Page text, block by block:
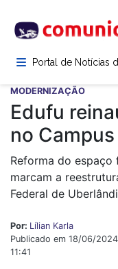
para
conteúdoPortal de Notícias
MODERNIZAÇÃO
Edufu
no
Reforma do
marcam a
Federal de
Por: Lílian Karla
Publicado em 18/06/
11:41